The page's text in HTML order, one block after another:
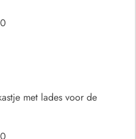
met lades voor de